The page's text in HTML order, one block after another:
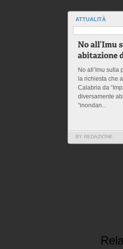
ATTUALITÀ
No all’Imu sulla
la richiesta che
Calabria da
diversamente
“inondan...
BY REDAZIONE